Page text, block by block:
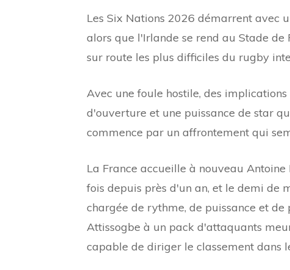
Les Six Nations 2026 démarrent avec
alors que l'Irlande se rend au Stade
sur route les plus difficiles du rugby
Avec une foule hostile, des
d'ouverture et une puissance de star
commence par un affrontement qui
La France accueille à nouveau
fois depuis près d'un an, et le demi de
chargée de rythme, de puissance et
Attissogbe à un pack d'attaquants
capable de diriger le classement dans